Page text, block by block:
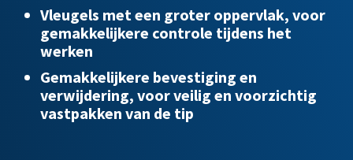
Vleugels met een groter oppervlak, voor
gemakkelijkere controle tijdens het
werken
Gemakkelijkere bevestiging en
verwijdering, voor veilig en voorzichtig
vastpakken van de tip